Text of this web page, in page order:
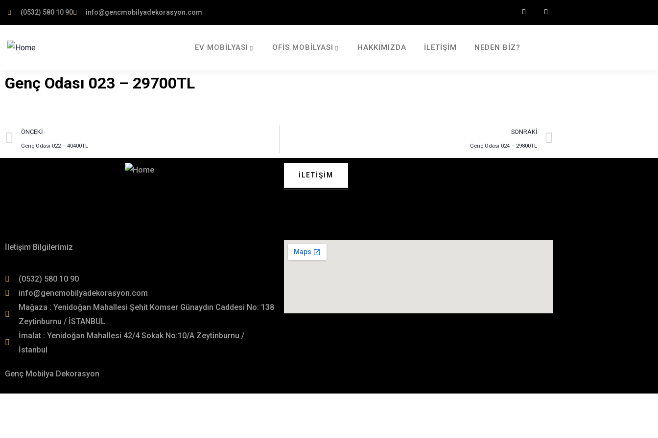
(0532) 580 10 90 info@gencmobilyadekorasyon.com
EV MOBILYASI OFIS MOBILYASI HAKKIMIZDA İLETIŞIM NEDEN BIZ?
Genç Odası 023 – 29700TL
ÖNCEKI
Genç Odası 022 – 40400TL
SONRAKI
Genç Odası 024 – 29800TL
İLETIŞIM
İletişim Bilgilerimiz
(0532) 580 10 90
info@gencmobilyadekorasyon.com
Mağaza : Yenidoğan Mahallesi Şehit Komser Günaydın Caddesi No: 138
Zeytinburnu / İSTANBUL
İmalat : Yenidoğan Mahallesi 42/4 Sokak No:10/A Zeytinburnu /
İstanbul
Genç Mobilya Dekorasyon